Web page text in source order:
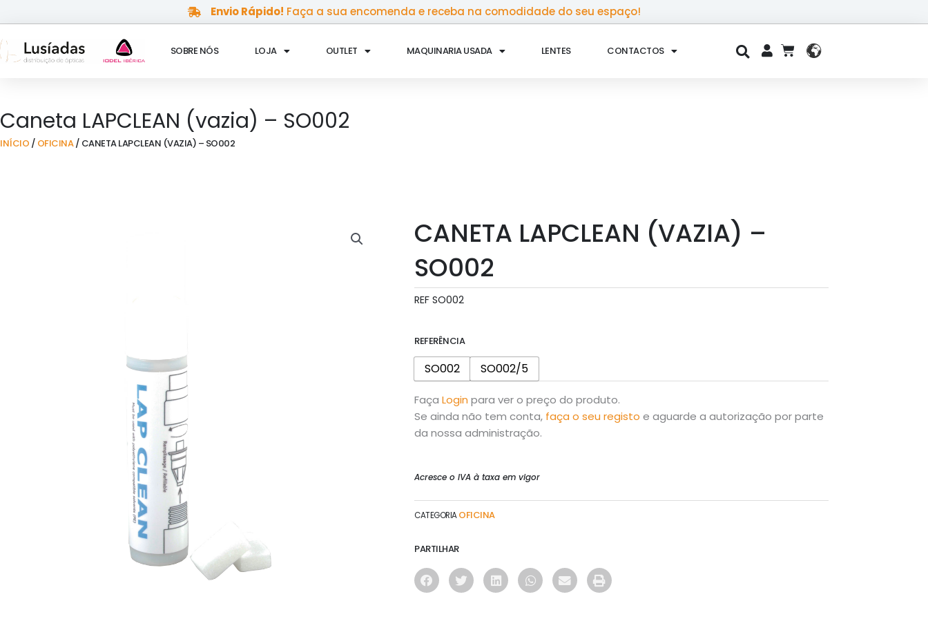
to
content
Envio Rápido! Faça a sua encomenda e receba na comodidade do seu espaço!
SOBRE NÓS LOJA OUTLET MAQUINARIA USADA LENTES CONTACTOS CART
Caneta LAPCLEAN (vazia) – SO002
INÍCIO / OFICINA/ CANETA LAPCLEAN (VAZIA) – SO002
CANETA LAPCLEAN (VAZIA) –
SO002
REF SO002
REFERÊNCIA
SO002 SO002/5
Faça Login para ver o preço do produto.
Se ainda não tem conta, faça o seu registo e aguarde a autorização por parte
da nossa administração.
Acresce o IVA à taxa em vigor
CATEGORIA OFICINA
PARTILHAR